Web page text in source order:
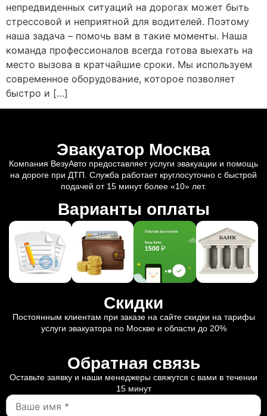
непредвиденных ситуаций на дорогах может быть
стрессовой и неприятной для водителей. Поэтому
наша задача – помочь вам в такие моменты. Наша
команда профессионалов всегда готова выехать на
место вызова в кратчайшие сроки. Мы используем
современное оборудование, которое позволяет
быстро и […]
Эвакуатор Москва
Компания ВезуАвто предоставляет услуги эвакуации и помощь
на дороге при ДТП. Служба работает круглосуточно с быстрой
подачей от 15 минут более «10» лет.
Варианты оплаты
Скидки
Постоянным клиентам при заказе на сайте скидки на тарифы
услуги эвакуатора по Москве и области до 20%
Обратная связь
Оставьте заявку и наши менеджеры свяжутся с вами в течении
15 минут